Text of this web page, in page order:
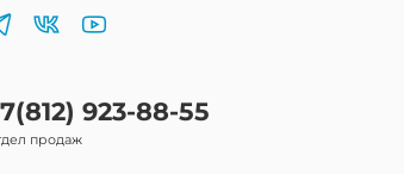
923-88-55
продаж